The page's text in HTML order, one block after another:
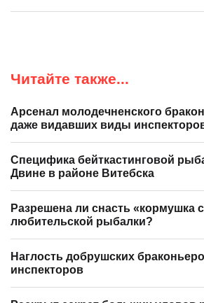
Читайте также...
Арсенал молодечненского
даже видавших виды
Специфика бейткастинговой
Двине в районе Витебска
Разрешена ли снасть «кормушка
любительской рыбалки?
Наглость добрушских
инспекторов